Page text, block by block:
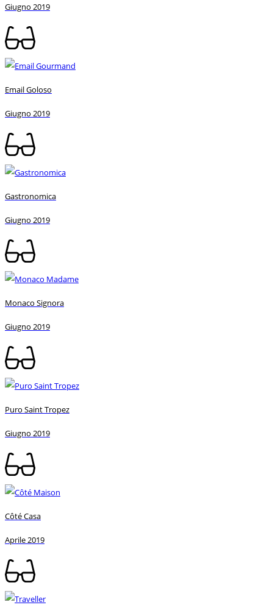
Giugno 2019
Email Goloso
Giugno 2019
Gastronomica
Giugno 2019
Monaco Signora
Giugno 2019
Puro Saint Tropez
Giugno 2019
Côté Casa
Aprile 2019